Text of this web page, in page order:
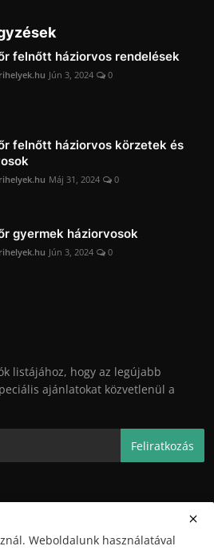
felnőtt háziorvos rendelések
Jún 3, 2024 0
felnőtt háziorvos körzetek és
Máj 31, 2024 0
gyermek háziorvosok
Jún 3, 2024 0
listájához, hogy az legújabb
ajánlatokat közvetlenül a
Feliratkozás
Weboldalunk használatával